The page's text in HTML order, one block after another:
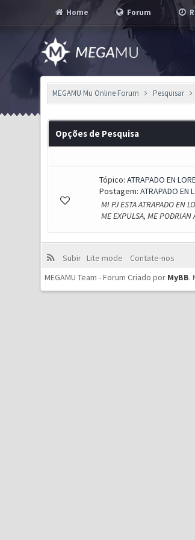
Home Forum
MEGAMU Mu Online Forum Pesquisar
Opções de Pesquisa
Tópico: ATRAPADO EN
Postagem: ATRAPADO EN
MI PJ ESTA ATRAPADO EN
ME EXPULSA, ME PODRIAN
Subir Lite mode
Contate-nos
MEGAMU Team - Forum Criado por MyBB.